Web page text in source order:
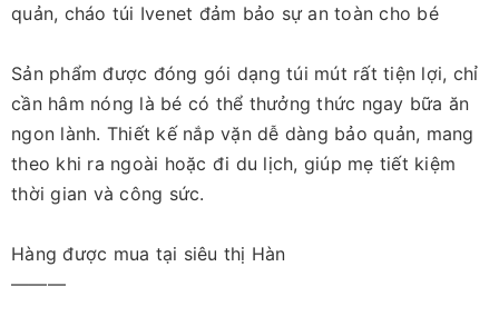
quản, cháo túi Ivenet đảm bảo sự an toàn cho bé
Sản phẩm được đóng gói dạng túi mút rất tiện lợi, chỉ
cần hâm nóng là bé có thể thưởng thức ngay bữa ăn
ngon lành. Thiết kế nắp vặn dễ dàng bảo quản, mang
theo khi ra ngoài hoặc đi du lịch, giúp mẹ tiết kiệm
thời gian và công sức.
Hàng được mua tại siêu thị Hàn
———